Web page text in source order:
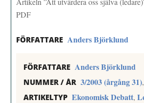
PDF
FÖRFATTARE Anders Björklund
FÖRFATTARE Anders Björklund
NUMMER / ÅR 3/2003 (årgång 31)
ARTIKELTYP Ekonomisk Debatt,